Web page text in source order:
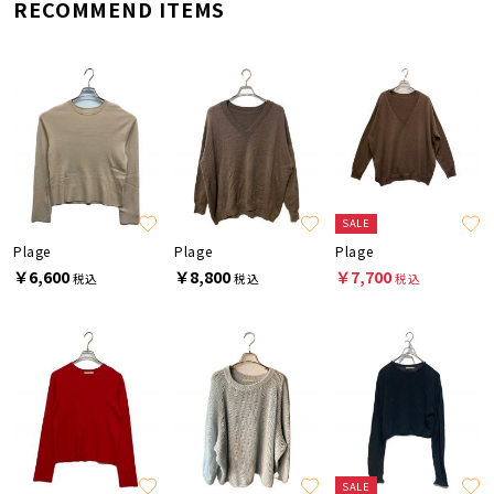
RECOMMEND ITEMS
Plage
￥6,600税込
Plage
￥8,800税込
SALE
Plage
￥7,700税込
SALE